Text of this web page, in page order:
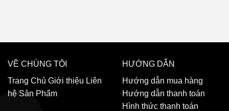
VỀ CHÚNG TÔI
Trang Chủ Giới thiệu Liên
hệ Sản Phẩm
HƯỚNG DẪN
Hướng dẫn mua hàng
Hướng dẫn thanh toán
Hình thức thanh toán